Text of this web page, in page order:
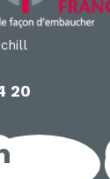
20
LinkedIn GEIQ